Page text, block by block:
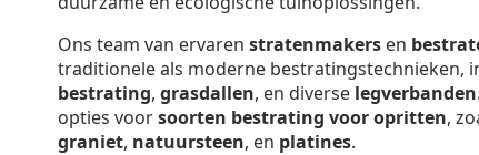
Ons team van ervaren stratenmakers en
traditionele als moderne bestratingstechnieken,
bestrating, grasdallen, en diverse legverbanden
opties voorsoorten bestrating voor opritten,
graniet, natuursteen, en platines.